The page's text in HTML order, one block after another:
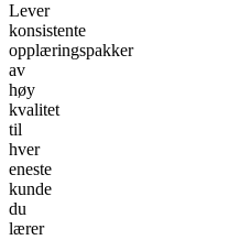
Lever
konsistente
opplæringspakker
av
høy
kvalitet
til
hver
eneste
kunde
du
lærer